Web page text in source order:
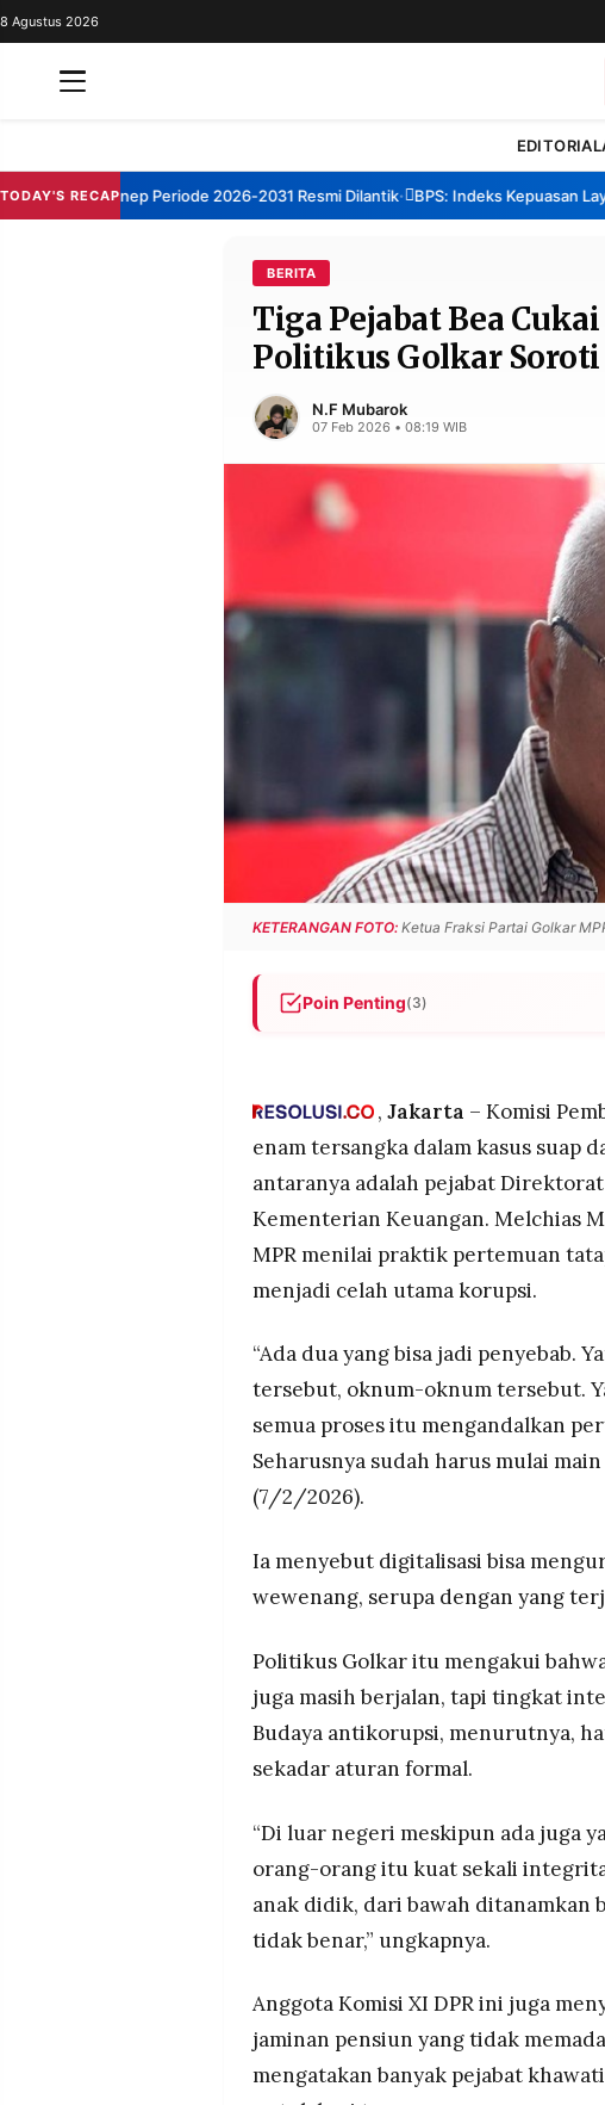
REDAKSI
TULISAN
8 Agustus 2026
EDITORIAL
TODAY'S RECAP
Sumenep Periode 2026-2031 Resmi Dilantik• BPS: Indeks Kepuasan
BERITA
Tiga Pejabat Bea
Politikus Golkar
N.F Mubarok
07 Feb 2026 • 08:19 WIB
KETERANGAN FOTO: Ketua Fraksi Partai Golkar
Poin Penting(3)
Politikus Golkar Melchias Markus
pendorong oknum mencari uang
, Jakarta – Komisi
enam tersangka dalam kasus suap
antaranya adalah pejabat
Kementerian Keuangan. Melchias
MPR menilai praktik pertemuan
menjadi celah utama korupsi.
“Ada dua yang bisa jadi penyebab.
tersebut, oknum-oknum tersebut.
semua proses itu mengandalkan
Seharusnya sudah harus mulai
(7/2/2026).
Ia menyebut digitalisasi bisa
wewenang, serupa dengan yang
Politikus Golkar itu mengakui
juga masih berjalan, tapi tingkat
Budaya antikorupsi, menurutnya,
sekadar aturan formal.
“Di luar negeri meskipun ada juga
orang-orang itu kuat sekali
anak didik, dari bawah ditanamkan
tidak benar,” ungkapnya.
Anggota Komisi XI DPR ini juga
jaminan pensiun yang tidak
mengatakan banyak pejabat